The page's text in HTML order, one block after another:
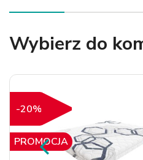
Wybierz do
PROMOCJA
-20%